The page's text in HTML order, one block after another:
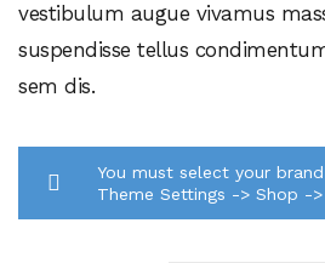
vestibulum augue vivamus
suspendisse tellus
sem dis.
You must select your
Theme Settings -> Shop ->